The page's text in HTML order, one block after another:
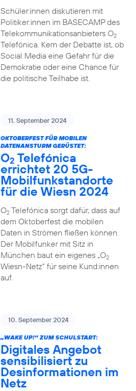
Schüler:innen diskutieren mit
Politiker:innen im BASECAMP des
Telekommunikationsanbieters O2
Telefónica. Kern der Debatte ist, ob
Social Media eine Gefahr für die
Demokratie oder eine Chance für
die politische Teilhabe ist.
11. September 2024
OKTOBERFEST FÜR MOBILEN
DATENANSTURM GERÜSTET:
O2 Telefónica
errichtet 20 5G-
Mobilfunkstandorte
für die Wiesn 2024
O2Telefónica sorgt dafür, dass auf
dem Oktoberfest die mobilen
Daten in Strömen fließen können.
Der Mobilfunker mit Sitz in
München baut ein eigenes „O2
Wiesn-Netz“ für seine Kund:innen
auf.
10. September 2024
„WAKE UP!“ ZUM SCHULSTART:
Digitales Angebot
sensibilisiert zu
Desinformationen im
Netz